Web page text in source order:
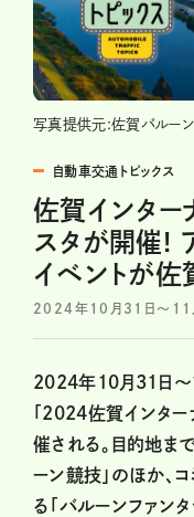
写真提供元:佐賀バルーン
自動車交通トピックス
佐賀インター
スタが開催!
イベントが佐
2024年10月31日〜11
2024年10月31日〜
「2024佐賀インタ
催される。目的地ま
ーン競技」のほか、
る「バルーンファン